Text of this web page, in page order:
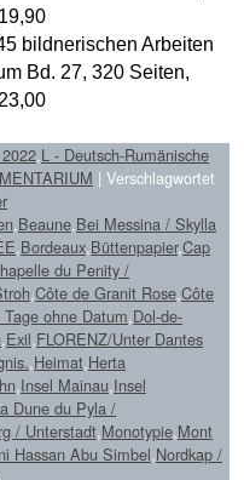
bildnerischen Arbeiten
Bd. 27, 320 Seiten,
L - Deutsch-Rumänische
| Verschlagwortet
Beaune Bei Messina / Skylla
Bordeaux Büttenpapier,Cap
du Penity /
Côte de Granit Rose Côte
Tage ohne Datum Dol-de-
Exil FLORENZ/Unter Dantes
Heimat Herta
Insel Mainau Insel
Dune du Pyla /
/ Unterstadt Monotypie Mont
Hassan Abu Simbel Nordkap /